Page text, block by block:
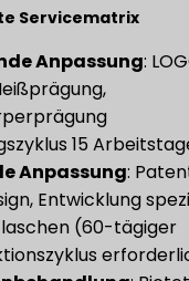
Servicematrix​
Anpassung​​:
15
Anpassung​​:
Entwicklung
(60-tägiger